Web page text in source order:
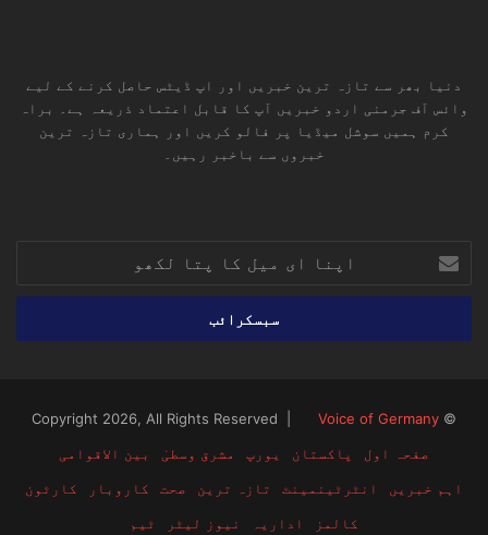
دنیا بھر سے تازہ ترین خبریں اور اپ ڈیٹس حاصل کرنے کے لیے
وائس آف جرمنی اردو خبریں آپ کا قابل اعتماد ذریعہ ہے۔ براہ
کرم ہمیں سوشل میڈیا پر فالو کریں اور ہماری تازہ ترین
خبروں سے باخبر رہیں۔
ای
میل
پتا
© Copyright 2026, All Rights Reserved |
Voice of Germany
صفحہ اول
پاکستان یورپ مشرق وسطیٰ
بین الاقوامی
اہم خبریں
انٹرٹینمینٹ تازہ ترین صحت کاروبار
کارٹون
کالمز
اداریہ نیوز لیٹر ٹیم